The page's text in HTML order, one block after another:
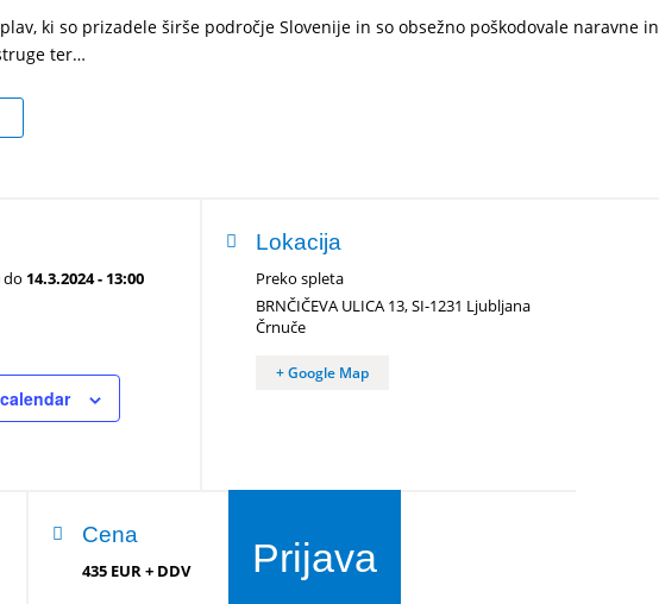
ki so prizadele širše področje Slovenije in so obsežno poškodovale naravne in
ter…
do 14.3.2024 - 13:00
Lokacija
Preko spleta
BRNČIČEVA ULICA 13, SI-1231 Ljubljana
Črnuče
+ Google Map
Cena
435 EUR + DDV Prijava
DHI